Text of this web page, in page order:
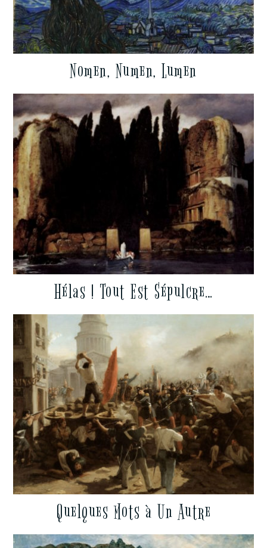
Nomen, Numen, Lumen
Hélas ! Tout Est Sépulcre…
Quelques Mots à Un Autre